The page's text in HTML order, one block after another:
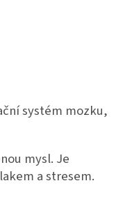
systém mozku,
mysl. Je
a stresem.